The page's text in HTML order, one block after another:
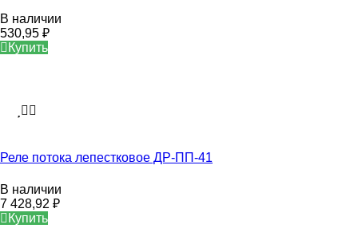
В наличии
530,95 ₽
Купить
Реле потока лепестковое ДР-ПП-41
В наличии
7 428,92 ₽
Купить